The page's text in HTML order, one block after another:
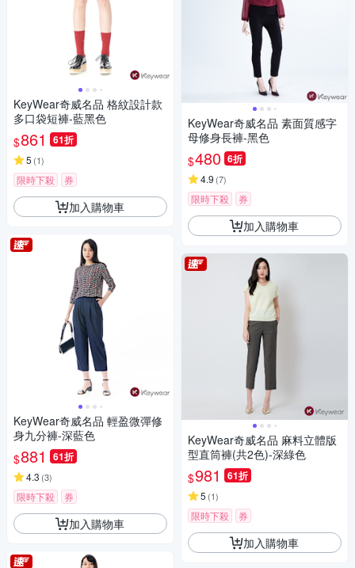
KeyWear奇威名品 格紋設計款
多口袋短褲-藍黑色
$861 61折
5 (1)
限時下殺 券
加入購物車
KeyWear奇威名品 輕盈微彈修
身九分褲-深藍色
$881 61折
4.3 (3)
限時下殺 券
加入購物車
KeyWear奇威名品 素面質感字
母修身長褲-黑色
$480 6折
4.9 (7)
限時下殺 券
加入購物車
KeyWear奇威名品 麻料立體版
型直筒褲(共2色)-深綠色
$981 61折
5 (1)
限時下殺 券
加入購物車